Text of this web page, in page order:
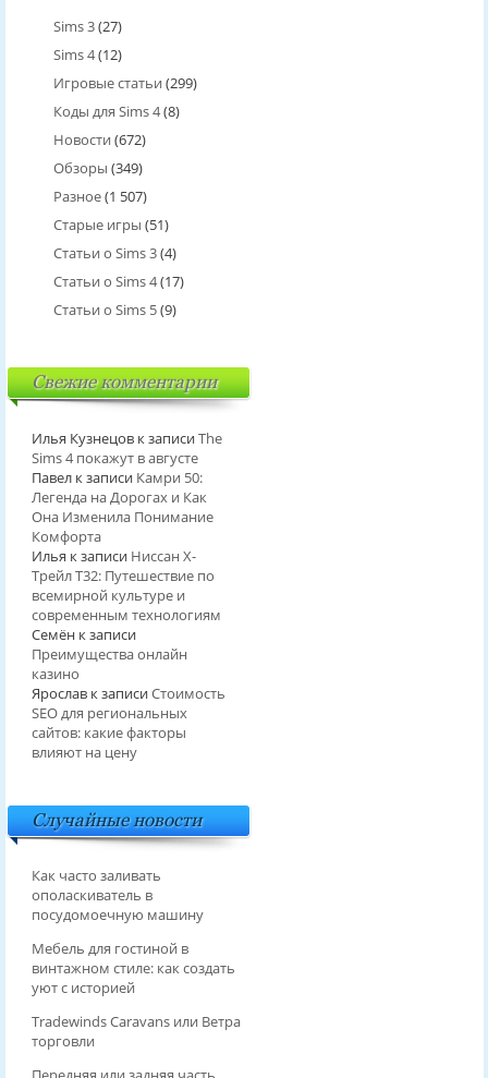
Sims 3(27)
Sims 4(12)
Игровые статьи (299)
Коды для Sims 4(8)
Новости (672)
Обзоры (349)
Разное(1 507)
Старые игры (51)
Статьи о Sims 3(4)
Статьи о Sims 4(17)
Статьи о Sims 5(9)
Свежие комментарии
Илья Кузнецовк записиThe
Sims 4 покажут в августе
Павелк записи Камри 50:
Легенда на Дорогах и Как
Она Изменила Понимание
Комфорта
Илья к записи Ниссан Х-
Трейл T32: Путешествие по
всемирной культуре и
современным технологиям
Семёнк записи
Преимущества онлайн
казино
Ярославк записиСтоимость
SEO для региональных
сайтов: какие факторы
влияют на цену
Случайные новости
Как часто заливать
ополаскиватель в
посудомоечную машину
Мебель для гостиной в
винтажном стиле: как создать
уют с историей
Tradewinds Caravans или Ветра
торговли